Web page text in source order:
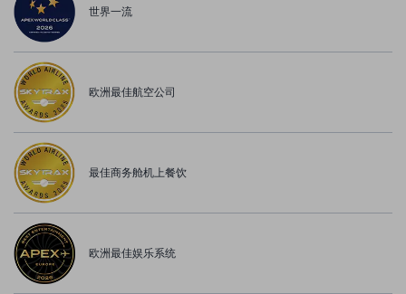
世界一流
欧洲最佳航空公司
最佳商务舱机上餐饮
欧洲最佳娱乐系统